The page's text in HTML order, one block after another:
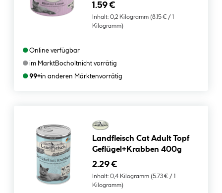
1.59 €
Inhalt: 0,2 Kilogramm (8.15 € / 1
Kilogramm)
●Online verfügbar
●im MarktBocholtnicht vorrätig
●99+in anderen Märktenvorrätig
Landfleisch Cat Adult Topf
Geflügel+Krabben 400g
2.29 €
Inhalt: 0,4 Kilogramm (5.73 € / 1
Kilogramm)